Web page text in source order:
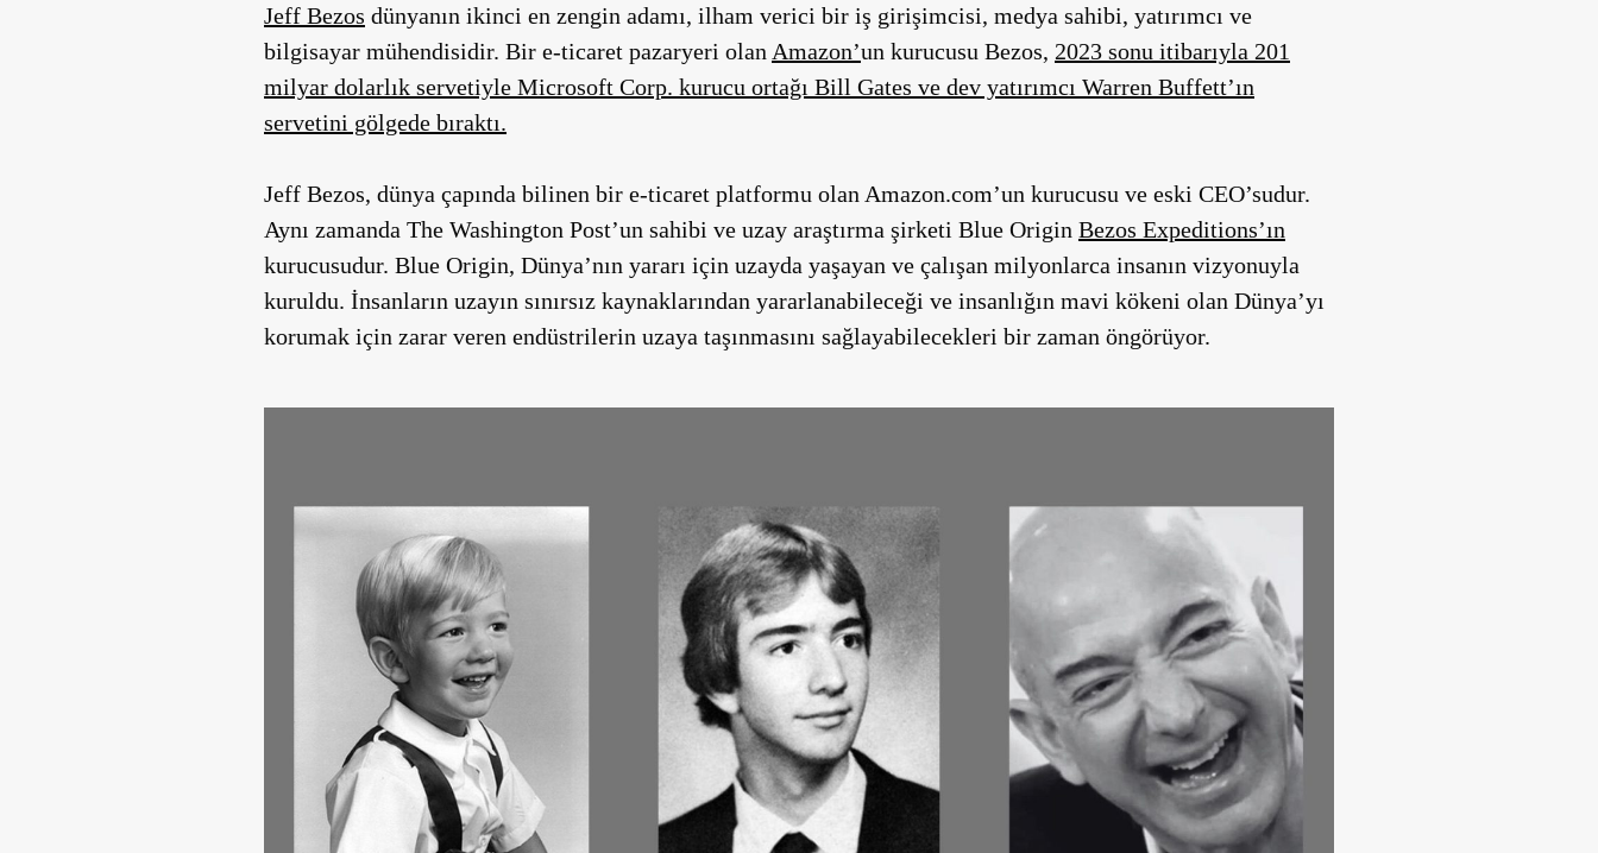
Jeff Bezos dünyanın ikinci en zengin adamı, ilham verici bir iş girişimcisi, medya sahibi, yatırımcı ve
bilgisayar mühendisidir. Bir e-ticaret pazaryeri olan Amazon’un kurucusu Bezos, 2023 sonu itibarıyla 201
milyar dolarlık servetiyle Microsoft Corp. kurucu ortağı Bill Gates ve dev yatırımcı Warren Buffett’ın
servetini gölgede bıraktı.
Jeff Bezos, dünya çapında bilinen bir e-ticaret platformu olan Amazon.com’un kurucusu ve eski CEO’sudur.
Aynı zamanda The Washington Post’un sahibi ve uzay araştırma şirketi Blue Origin Bezos Expeditions’ın
kurucusudur. Blue Origin, Dünya’nın yararı için uzayda yaşayan ve çalışan milyonlarca insanın vizyonuyla
kuruldu. İnsanların uzayın sınırsız kaynaklarından yararlanabileceği ve insanlığın mavi kökeni olan Dünya’yı
korumak için zarar veren endüstrilerin uzaya taşınmasını sağlayabilecekleri bir zaman öngörüyor.